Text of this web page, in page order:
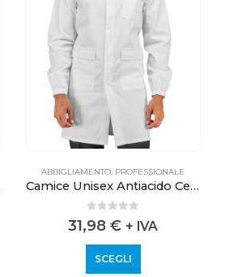
ABBIGLIAMENTO PROFESSIONALE
Camice Unisex Antiacido Certificato CE
0out of 5
31,98€ + IVA
SCEGLI